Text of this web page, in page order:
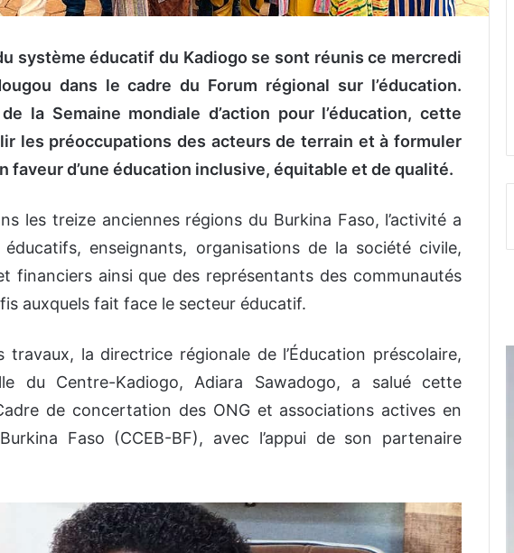
système éducatif du Kadiogo se sont réunis ce mercredi
dans le cadre du Forum régional sur l’éducation.
la Semaine mondiale d’action pour l’éducation, cette
les préoccupations des acteurs de terrain et à formuler
faveur d’une éducation inclusive, équitable et de qualité.
les treize anciennes régions du Burkina Faso, l’activité a
éducatifs, enseignants, organisations de la société civile,
financiers ainsi que des représentants des communautés
auxquels fait face le secteur éducatif.
travaux, la directrice régionale de l’Éducation préscolaire,
du Centre-Kadiogo, Adiara Sawadogo, a salué cette
de concertation des ONG et associations actives en
Faso (CCEB-BF), avec l’appui de son partenaire